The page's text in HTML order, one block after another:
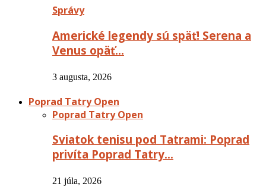
Správy
Americké legendy sú späť! Serena a
Venus opäť…
3 augusta, 2026
Poprad Tatry Open
Poprad Tatry Open
Sviatok tenisu pod Tatrami: Poprad
privíta Poprad Tatry…
21 júla, 2026